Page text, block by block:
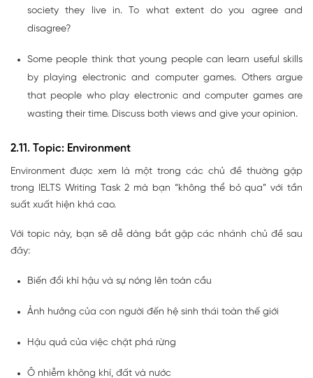
society they live in. To what extent do you agree and
disagree?
Some people think that young people can learn useful skills
by playing electronic and computer games. Others argue
that people who play electronic and computer games are
wasting their time. Discuss both views and give your opinion.
2.11. Topic: Environment
Environment được xem là một trong các chủ đề thường gặp
trong IELTS Writing Task 2 mà bạn “không thể bỏ qua” với tần
suất xuất hiện khá cao.
Với topic này, bạn sẽ dễ dàng bắt gặp các nhánh chủ đề sau
đây:
Biến đổi khí hậu và sự nóng lên toàn cầu
Ảnh hưởng của con người đến hệ sinh thái toàn thế giới
Hậu quả của việc chặt phá rừng
Ô nhiễm không khí, đất và nước